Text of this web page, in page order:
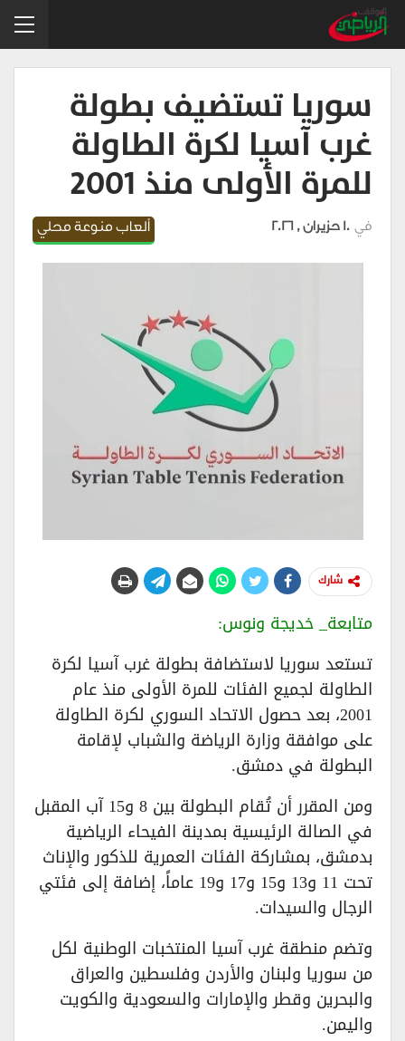
سوريا تستضيف بطولة
غرب آسيا لكرة الطاولة
للمرة الأولى منذ 2001
ألعاب منوعة محلي في 10 حزيران , 2026
شارك
متابعة_ خديجة ونوس:
تستعد سوريا لاستضافة بطولة غرب آسيا لكرة
الطاولة لجميع الفئات للمرة الأولى منذ عام
2001، بعد حصول الاتحاد السوري لكرة الطاولة
على موافقة وزارة الرياضة والشباب لإقامة
البطولة في دمشق.
ومن المقرر أن تُقام البطولة بين 8 و15 آب المقبل
في الصالة الرئيسية بمدينة الفيحاء الرياضية
بدمشق، بمشاركة الفئات العمرية للذكور والإناث
تحت 11 و13 و15 و17 و19 عاماً، إضافة إلى فئتي
الرجال والسيدات.
وتضم منطقة غرب آسيا المنتخبات الوطنية لكل
من سوريا ولبنان والأردن وفلسطين والعراق
والبحرين وقطر والإمارات والسعودية والكويت
واليمن.